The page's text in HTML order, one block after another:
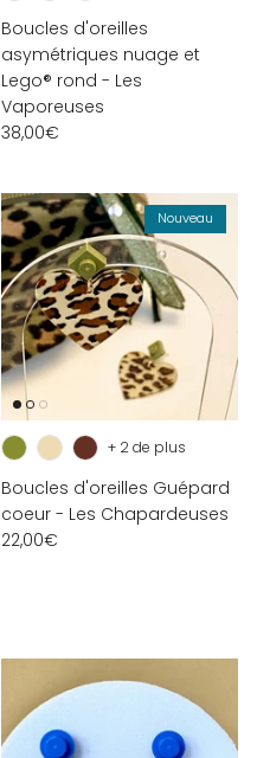
Boucles d'oreilles
asymétriques nuage et
Lego® rond - Les
Vaporeuses
38,00€
Nouveau
Boucles d'oreilles Guépard
coeur - Les Chapardeuses
22,00€
+ 2 de plus